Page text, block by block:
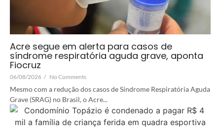
Acre segue em alerta para casos de
síndrome respiratória aguda grave, aponta
Fiocruz
06/08/2026 / No Comments
Mesmo com a redução dos casos de Síndrome Respiratória Aguda
Grave (SRAG) no Brasil, o Acre...